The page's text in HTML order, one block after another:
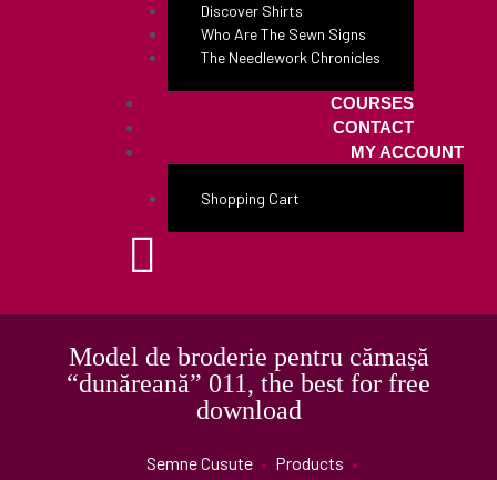
Discover Shirts
Who Are The Sewn Signs
The Needlework Chronicles
COURSES
CONTACT
MY ACCOUNT
Shopping Cart
Model de broderie pentru cămașă
“dunăreană” 011, the best for free
download
Semne Cusute • Products •